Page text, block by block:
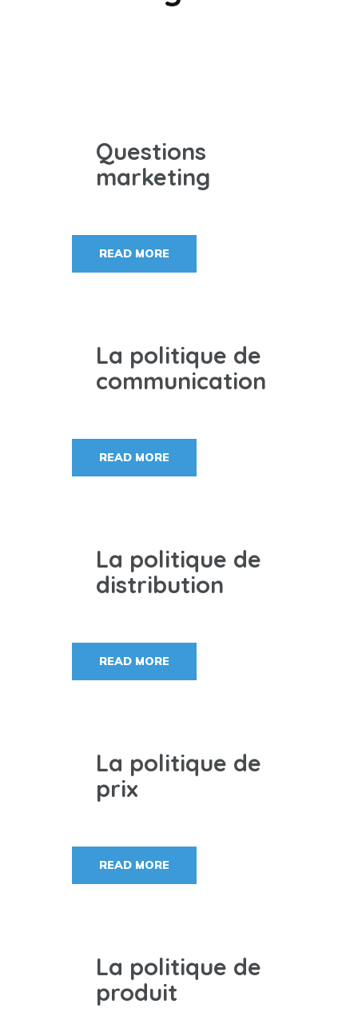
Questions
marketing
READ MORE
La politique de
communication
READ MORE
La politique de
distribution
READ MORE
La politique de
prix
READ MORE
La politique de
produit